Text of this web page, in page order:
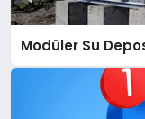
Modüler Su